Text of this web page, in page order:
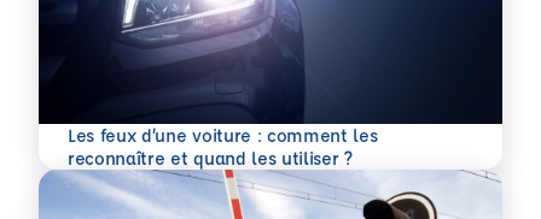
Les feux d’une voiture : comment les
reconnaître et quand les utiliser ?
En savoir plus